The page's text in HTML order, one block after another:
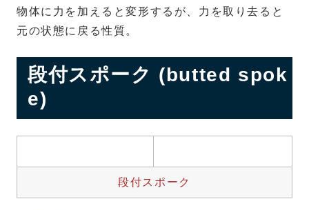
物体に力を加えると変形するが、力を取り去ると
元の状態に戻る性質。
段付スポーク (butted spok
e)
段付スポーク